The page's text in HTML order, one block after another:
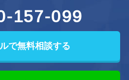
157-099
で無料相談する